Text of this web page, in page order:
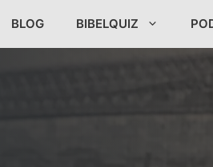
BLOG BIBELQUIZ